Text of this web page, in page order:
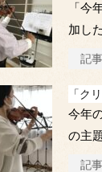
「今
加し
記
「ク
今年
の主
記